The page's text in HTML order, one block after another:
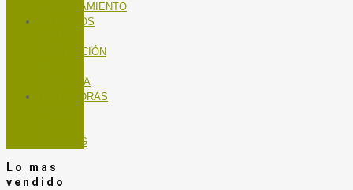
ENTRENAMIENTO
SERVICIOS
MANTENCIÓN
BICICLETA
TROTADORAS
SPINNING
Lo mas
vendido